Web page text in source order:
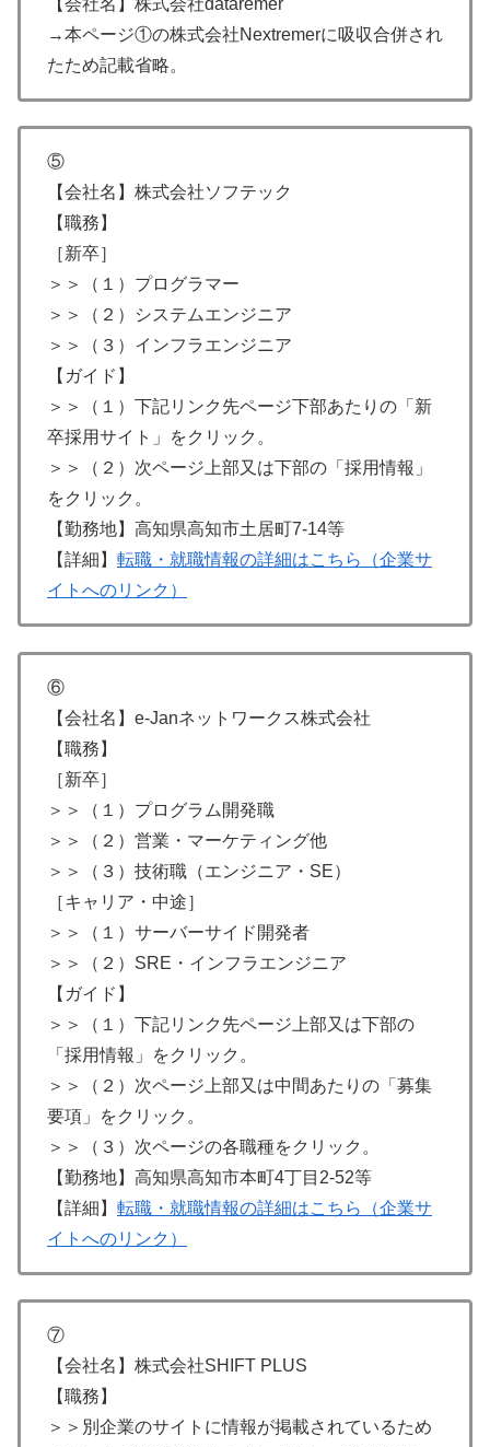
【会社名】株式会社dataremer
→本ページ①の株式会社Nextremerに吸収合併され
たため記載省略。
⑤
【会社名】株式会社ソフテック
【職務】
［新卒］
＞＞（１）プログラマー
＞＞（２）システムエンジニア
＞＞（３）インフラエンジニア
【ガイド】
＞＞（１）下記リンク先ページ下部あたりの「新
卒採用サイト」をクリック。
＞＞（２）次ページ上部又は下部の「採用情報」
をクリック。
【勤務地】高知県高知市土居町7-14等
【詳細】 転職・就職情報の詳細はこちら（企業サ
イトへのリンク）
⑥
【会社名】e-Janネットワークス株式会社
【職務】
［新卒］
＞＞（１）プログラム開発職
＞＞（２）営業・マーケティング他
＞＞（３）技術職（エンジニア・SE）
［キャリア・中途］
＞＞（１）サーバーサイド開発者
＞＞（２）SRE・インフラエンジニア
【ガイド】
＞＞（１）下記リンク先ページ上部又は下部の
「採用情報」をクリック。
＞＞（２）次ページ上部又は中間あたりの「募集
要項」をクリック。
＞＞（３）次ページの各職種をクリック。
【勤務地】高知県高知市本町4丁目2-52等
【詳細】 転職・就職情報の詳細はこちら（企業サ
イトへのリンク）
⑦
【会社名】株式会社SHIFT PLUS
【職務】
＞＞別企業のサイトに情報が掲載されているため